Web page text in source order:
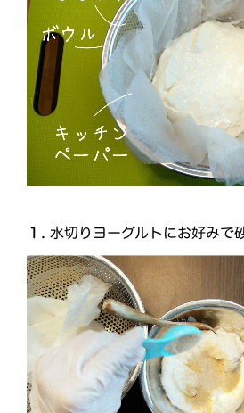
１. 水切りヨーグルトにお好みで